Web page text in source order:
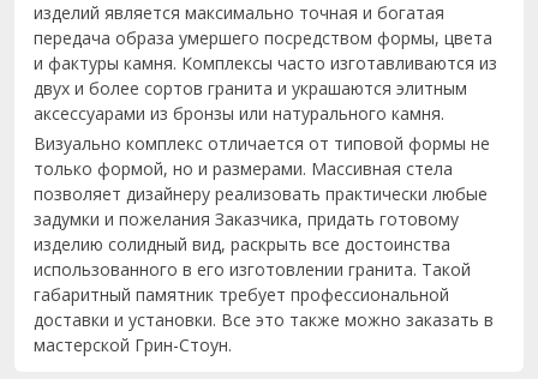
изделий является максимально точная и богатая
передача образа умершего посредством формы, цвета
и фактуры камня. Комплексы часто изготавливаются из
двух и более сортов гранита и украшаются элитным
аксессуарами из бронзы или натурального камня.
Визуально комплекс отличается от типовой формы не
только формой, но и размерами. Массивная стела
позволяет дизайнеру реализовать практически любые
задумки и пожелания Заказчика, придать готовому
изделию солидный вид, раскрыть все достоинства
использованного в его изготовлении гранита. Такой
габаритный памятник требует профессиональной
доставки и установки. Все это также можно заказать в
мастерской Грин-Стоун.